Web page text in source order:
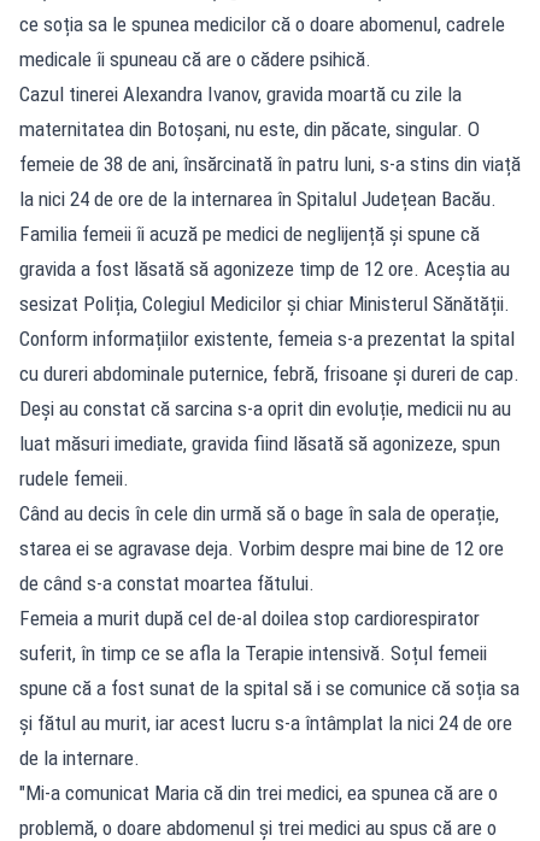
ce soția sa le spunea medicilor că o doare abomenul, cadrele
medicale îi spuneau că are o cădere psihică.
Cazul tinerei Alexandra Ivanov, gravida moartă cu zile la
maternitatea din Botoșani, nu este, din păcate, singular. O
femeie de 38 de ani, însărcinată în patru luni, s-a stins din viață
la nici 24 de ore de la internarea în Spitalul Județean Bacău.
Familia femeii îi acuză pe medici de neglijență și spune că
gravida a fost lăsată să agonizeze timp de 12 ore. Aceștia au
sesizat Poliția, Colegiul Medicilor și chiar Ministerul Sănătății.
Conform informațiilor existente, femeia s-a prezentat la spital
cu dureri abdominale puternice, febră, frisoane și dureri de cap.
Deși au constat că sarcina s-a oprit din evoluție, medicii nu au
luat măsuri imediate, gravida fiind lăsată să agonizeze, spun
rudele femeii.
Când au decis în cele din urmă să o bage în sala de operație,
starea ei se agravase deja. Vorbim despre mai bine de 12 ore
de când s-a constat moartea fătului.
Femeia a murit după cel de-al doilea stop cardiorespirator
suferit, în timp ce se afla la Terapie intensivă. Soțul femeii
spune că a fost sunat de la spital să i se comunice că soția sa
și fătul au murit, iar acest lucru s-a întâmplat la nici 24 de ore
de la internare.
"Mi-a comunicat Maria că din trei medici, ea spunea că are o
problemă, o doare abdomenul și trei medici au spus că are o